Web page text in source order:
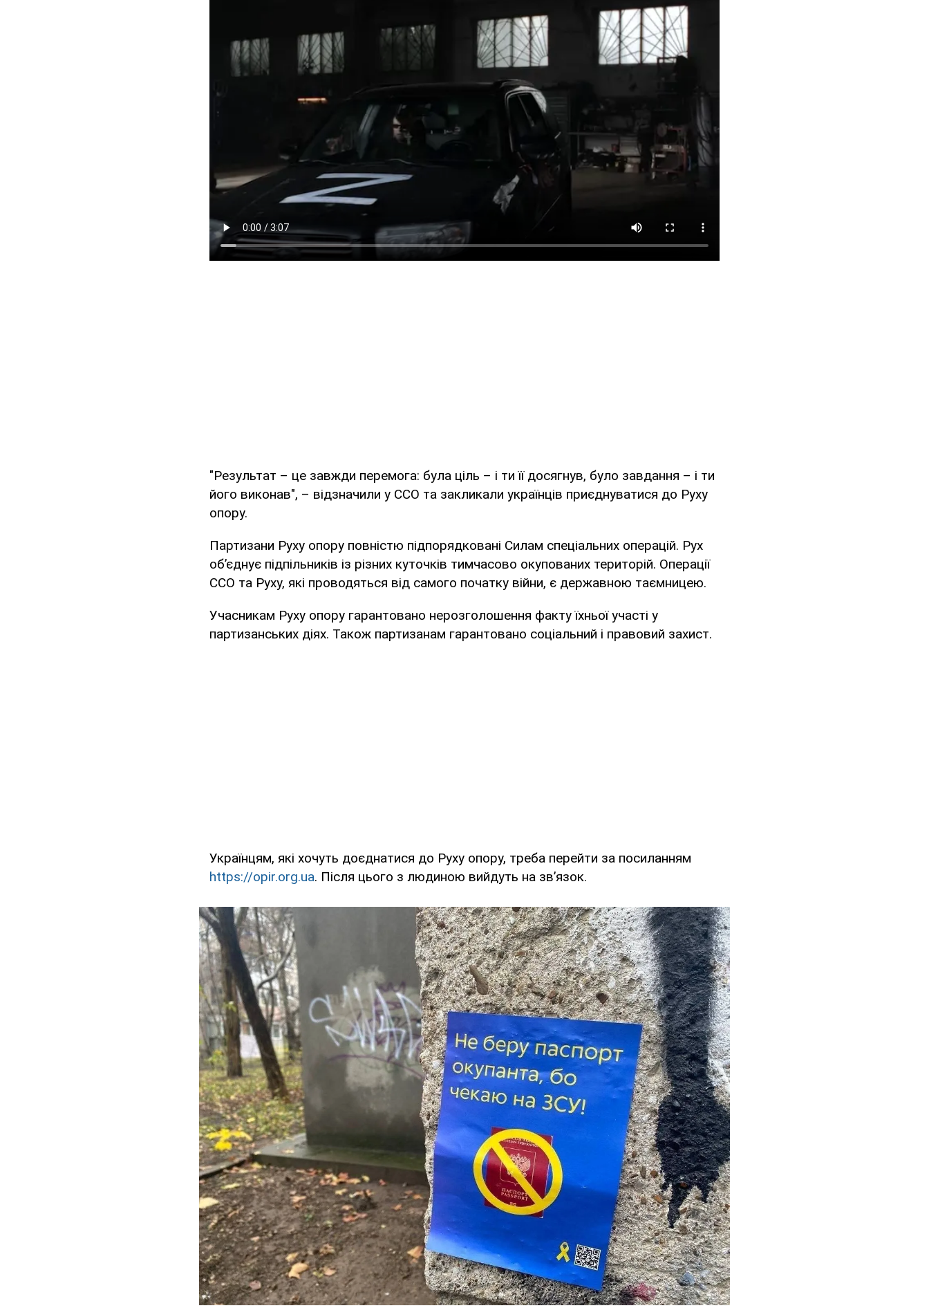
"Результат – це завжди перемога: була ціль – і ти її досягнув, було завдання – і ти
його виконав", – відзначили у ССО та закликали українців приєднуватися до Руху
опору.
Партизани Руху опору повністю підпорядковані Силам спеціальних операцій. Рух
об’єднує підпільників із різних куточків тимчасово окупованих територій. Операції
ССО та Руху, які проводяться від самого початку війни, є державною таємницею.
Учасникам Руху опору гарантовано нерозголошення факту їхньої участі у
партизанських діях. Також партизанам гарантовано соціальний і правовий захист.
Українцям, які хочуть доєднатися до Руху опору, треба перейти за посиланням
https://opir.org.ua. Після цього з людиною вийдуть на зв’язок.